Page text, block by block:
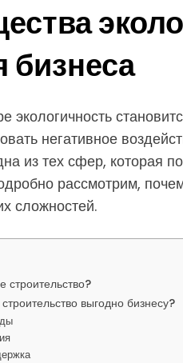
бизнеса
экологичность
негативное
из тех сфер, которая
рассмотрим,
сложностей.
строительство?
выгодно бизнесу?